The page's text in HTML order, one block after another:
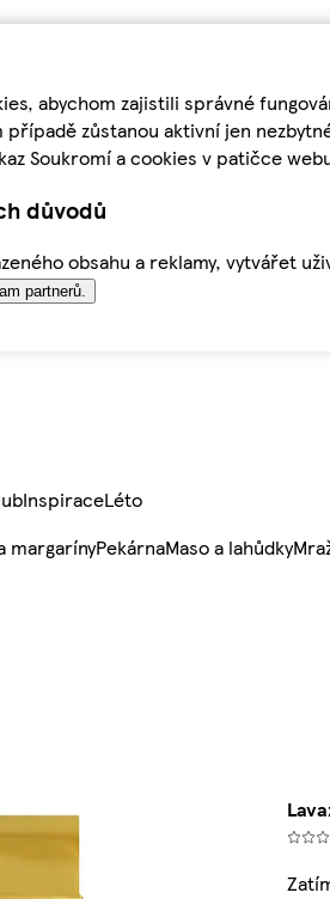
abychom zajistili správné
zůstanou aktivní jen
Soukromí a cookies v patičce
důvodů
obsahu a reklamy, vytvářet
partnerů.
InspiraceLéto
margarínyPekárnaMaso a lahůdky